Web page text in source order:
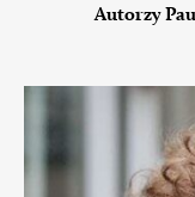
Autorzy